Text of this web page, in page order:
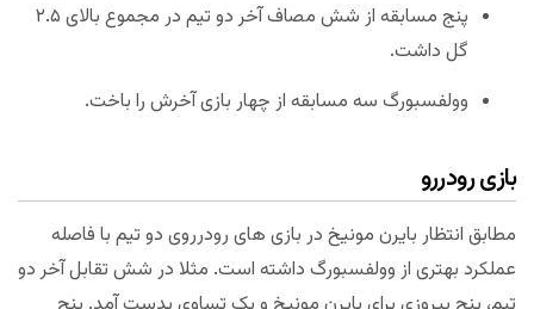
پنج مسابقه از شش مصاف آخر دو تیم در مجموع بالای ۲.۵
گل داشت.
وولفسبورگ سه مسابقه از چهار بازی آخرش را باخت.
بازی رودررو
مطابق انتظار بایرن مونیخ در بازی های رودرروی دو تیم با فاصله
عملکرد بهتری از وولفسبورگ داشته است. مثلا در شش تقابل آخر دو